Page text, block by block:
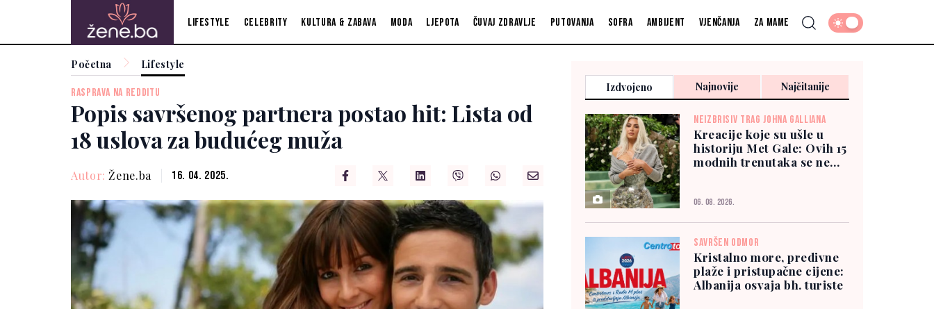
Lifestyle Celebrity Kultura & zabava Moda Ljepota Čuvaj zdravlje Putovanja Sofra Ambijent Vjenčanja Za mame
Početna Lifestyle
RASPRAVA NA REDDITU
Popis savršenog partnera postao hit: Lista od
18 uslova za budućeg muža
Autor: Žene.ba 16. 04. 2025.
Izdvojeno Najnovije Najčitanije
NEIZBRISIV TRAG JOHNA GALLIANA
Kreacije koje su ušle u
historiju Met Gale: Ovih 15
modnih trenutaka se ne
06. 08. 2026.
SAVRŠEN ODMOR
Kristalno more, predivne
plaže i pristupačne cijene:
Albanija osvaja bh. turiste